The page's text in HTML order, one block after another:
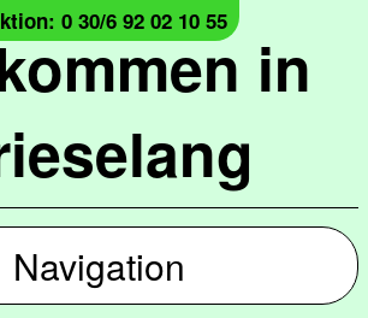
in
0 30/6 92 02 10 55
Navigation